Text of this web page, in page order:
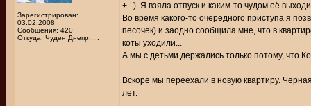
Зарегистрирован:
03.02.2008
Сообщения: 420
Откуда: Чуден Днепр.....
+...). Я взяла отпуск и каким-то чудом её
Во время какого-то очередного приступа я
песочек) и заодно сообщила мне, что в
коты уходили...
А мы с детьми держались только потому, что
Вскоре мы переехали в новую квартиру.
лет.